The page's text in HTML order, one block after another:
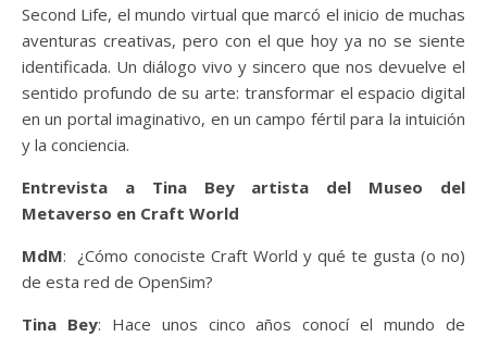
Second Life, el mundo virtual que marcó el inicio de muchas
aventuras creativas, pero con el que hoy ya no se siente
identificada. Un diálogo vivo y sincero que nos devuelve el
sentido profundo de su arte: transformar el espacio digital
en un portal imaginativo, en un campo fértil para la intuición
y la conciencia.
Entrevista a Tina Bey artista del Museo del
Metaverso en Craft World
MdM: ¿Cómo conociste Craft World y qué te gusta (o no)
de esta red de OpenSim?
Tina Bey: Hace unos cinco años conocí el mundo de